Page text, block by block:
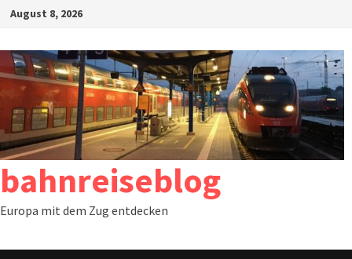
Zum
springen
August 8, 2026
bahnreiseblog
Europa mit dem Zug entdecken